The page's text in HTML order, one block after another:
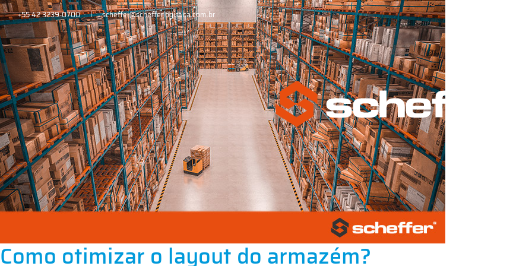
+55 42 3239-0700 scheffer@schefferlogistica.com.br
Como otimizar o layout do armazém?